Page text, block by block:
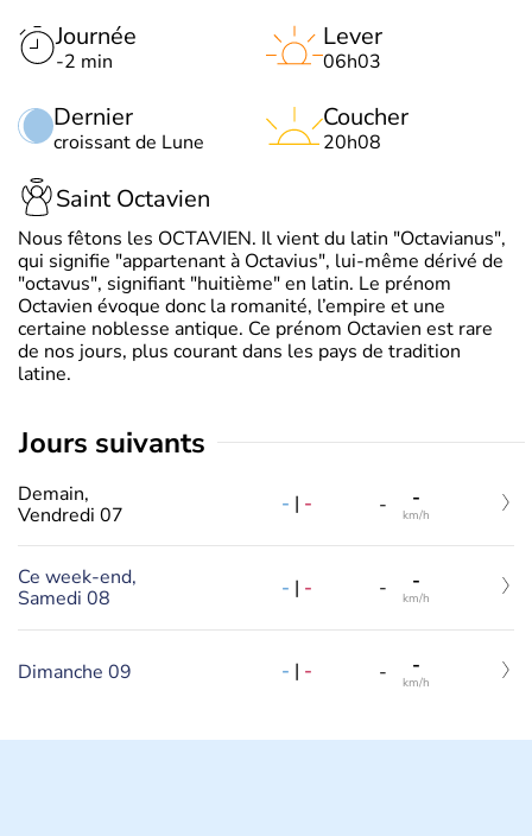
Journée
-2 min
Dernier
croissant de Lune
Lever
06h03
Coucher
20h08
Saint Octavien
Nous fêtons les OCTAVIEN. Il vient du latin "Octavianus",
qui signifie "appartenant à Octavius", lui-même dérivé de
"octavus", signifiant "huitième" en latin. Le prénom
Octavien évoque donc la romanité, l’empire et une
certaine noblesse antique. Ce prénom Octavien est rare
de nos jours, plus courant dans les pays de tradition
latine.
jours suivants
Demain,
Vendredi 07
- | - - -
km/h
Ce week-end,
Samedi 08
- | - - -
km/h
Dimanche 09 - | - - -
km/h